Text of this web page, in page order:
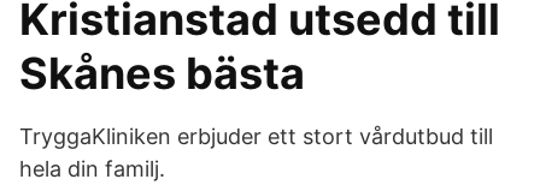
Kristianstad utsedd till
Skånes bästa
TryggaKliniken erbjuder ett stort vårdutbud till
hela din familj.